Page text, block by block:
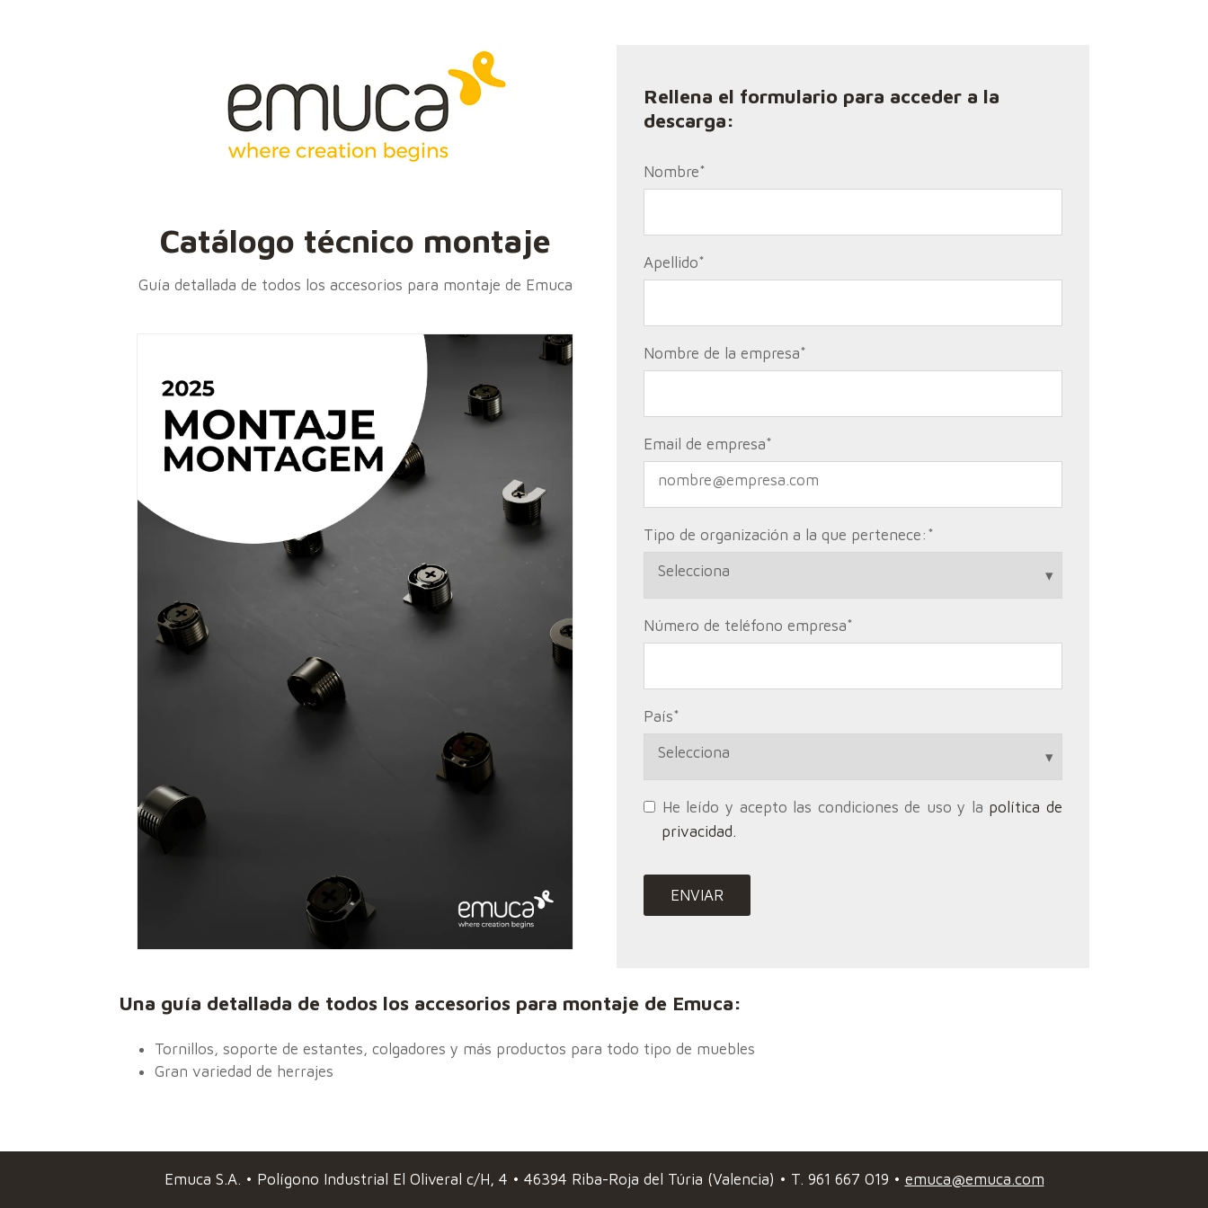
Catálogo técnico montaje
Guía detallada de todos los accesorios para montaje de Emuca
Rellena el formulario para acceder a la
descarga:
Nombre*
Apellido*
Nombre de la empresa*
Email de empresa*
Tipo de organización a la que pertenece: *
Número de teléfono empresa*
País*
He leído y acepto las condiciones de uso y la política de
privacidad.
Una guía detallada de todos los accesorios para montaje de Emuca:
Tornillos, soporte de estantes, colgadores y más productos para todo tipo de muebles
Gran variedad de herrajes
Emuca S.A. • Polígono Industrial El Oliveral c/H, 4 • 46394 Riba-Roja del Túria (Valencia) • T. 961 667 019 • emuca@emuca.com